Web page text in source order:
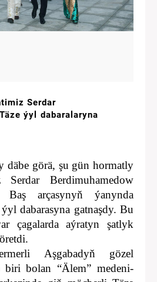
Serdar
ýyl dabaralaryna
däbe görä, şu gün hormatly
Serdar Berdimuhamedow
Baş arçasynyň ýanynda
dabarasyna gatnaşdy. Bu
çagalarda aýratyn şatlyk
Aşgabadyň gözel
biri bolan “Älem” medeni-